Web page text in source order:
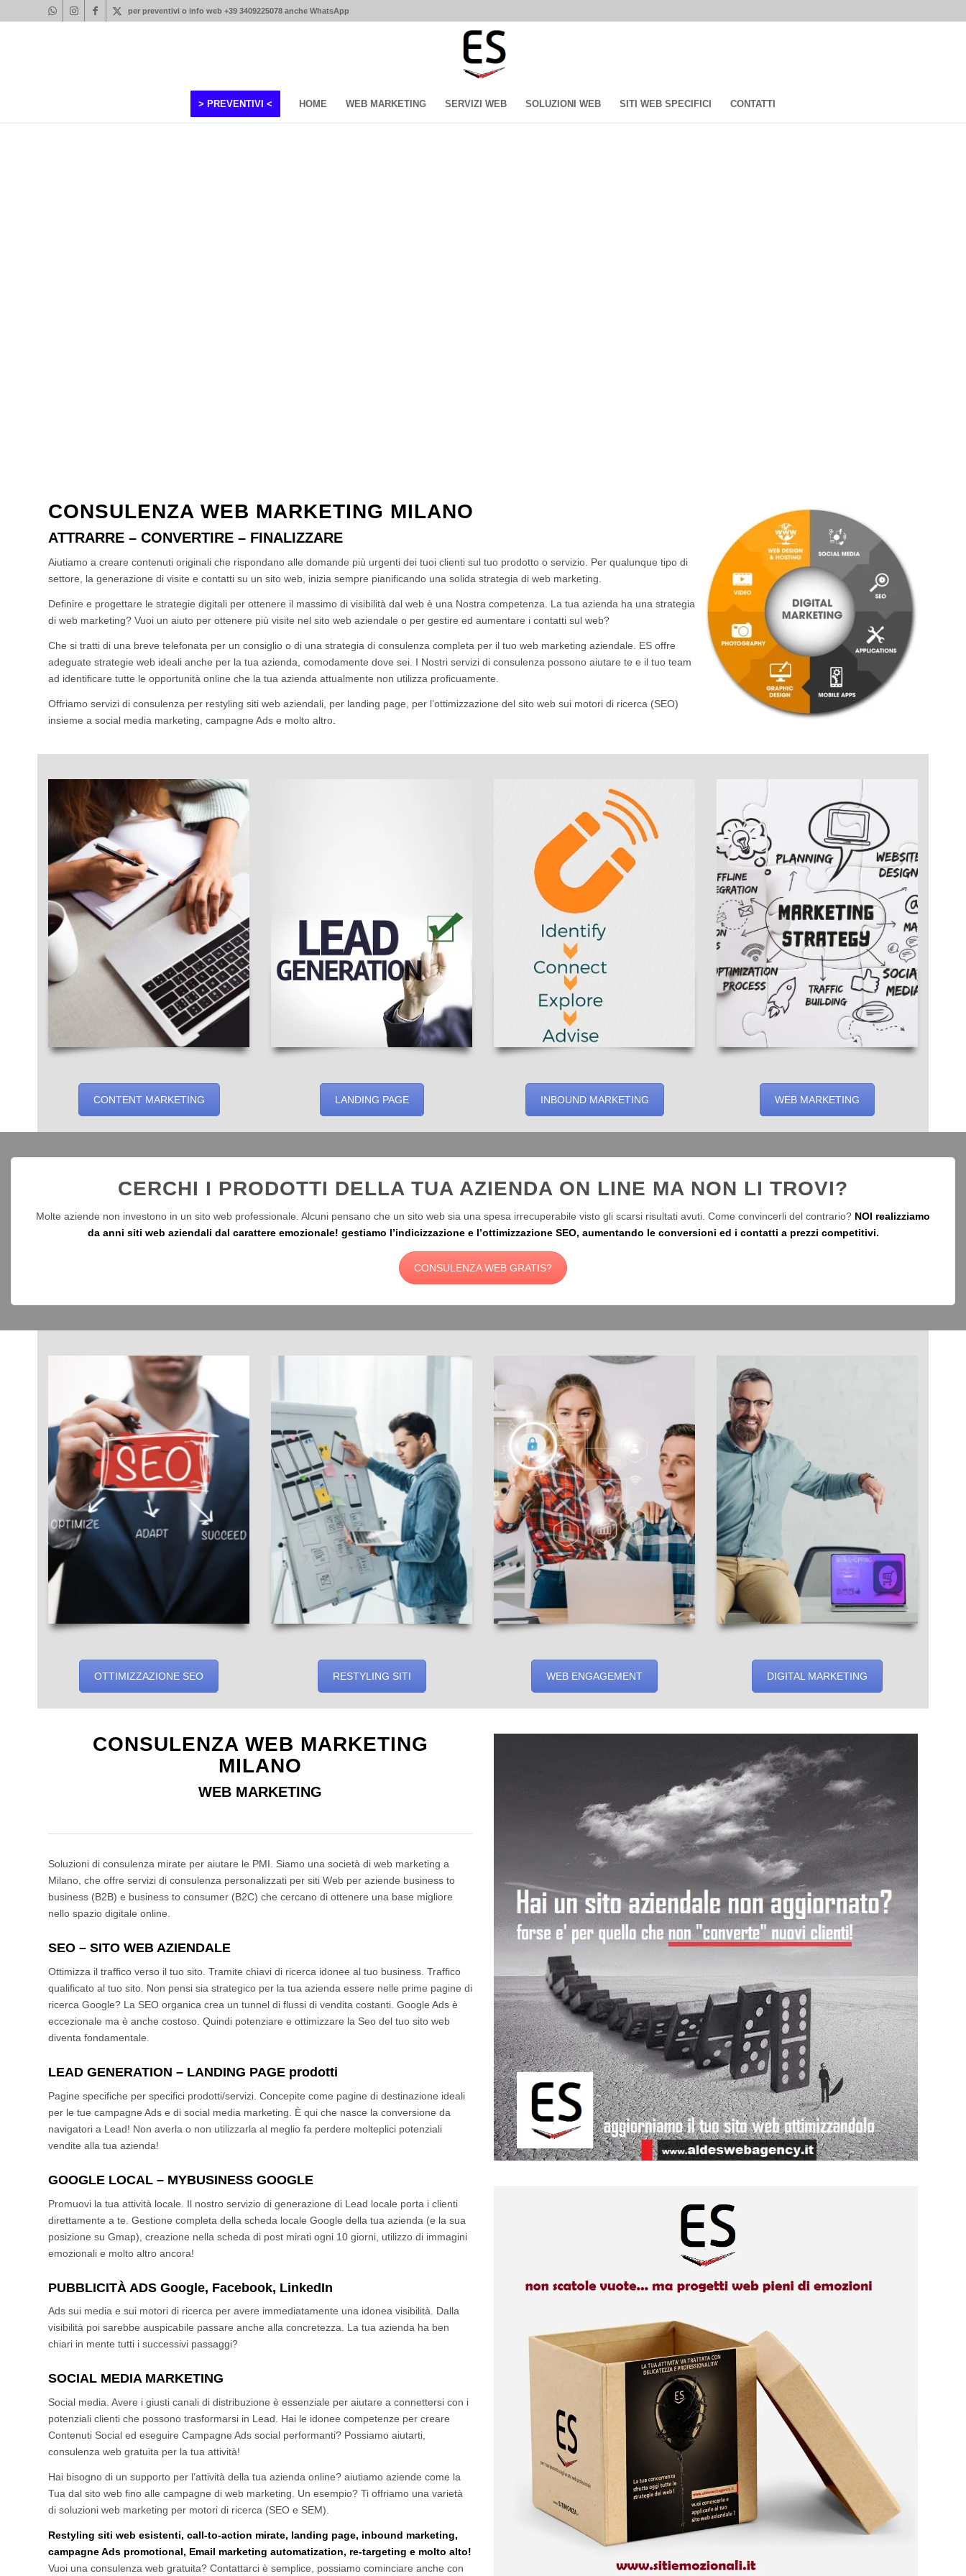
per preventivi o info web +39 3409225078 anche WhatsApp
> PREVENTIVI < HOME WEB MARKETING SERVIZI WEB SOLUZIONI WEB SITI WEB SPECIFICI CONTATTI
CONSULENZA WEB MARKETING MILANO
ATTRARRE – CONVERTIRE – FINALIZZARE
Aiutiamo a creare contenuti originali che rispondano alle domande più urgenti dei tuoi clienti sul tuo prodotto o servizio. Per qualunque tipo di
settore, la generazione di visite e contatti su un sito web, inizia sempre pianificando una solida strategia di web marketing.
Definire e progettare le strategie digitali per ottenere il massimo di visibilità dal web è una Nostra competenza. La tua azienda ha una strategia
di web marketing? Vuoi un aiuto per ottenere più visite nel sito web aziendale o per gestire ed aumentare i contatti sul web?
Che si tratti di una breve telefonata per un consiglio o di una strategia di consulenza completa per il tuo web marketing aziendale. ES offre
adeguate strategie web ideali anche per la tua azienda, comodamente dove sei. I Nostri servizi di consulenza possono aiutare te e il tuo team
ad identificare tutte le opportunità online che la tua azienda attualmente non utilizza proficuamente.
Offriamo servizi di consulenza per restyling siti web aziendali, per landing page, per l’ottimizzazione del sito web sui motori di ricerca (SEO)
insieme a social media marketing, campagne Ads e molto altro
CONTENT MARKETING LANDING PAGE INBOUND MARKETING WEB MARKETING
CERCHI I PRODOTTI DELLA TUA AZIENDA ON LINE MA NON LI TROVI?
Molte aziende non investono in un sito web professionale. Alcuni pensano che un sito web sia una spesa irrecuperabile visto gli scarsi risultati avuti. Come convincerli del contrario? NOI realizziamo
da anni siti web aziendali dal carattere emozionale! gestiamo l’indicizzazione e l’ottimizzazione SEO, aumentando le conversioni ed i contatti a prezzi competitivi.
CONSULENZA WEB GRATIS?
OTTIMIZZAZIONE SEO RESTYLING SITI WEB ENGAGEMENT DIGITAL MARKETING
CONSULENZA WEB MARKETING
MILANO
WEB MARKETING
Soluzioni di consulenza mirate per aiutare le PMI. Siamo una società di web marketing a
Milano, che offre servizi di consulenza personalizzati per siti Web per aziende business to
business (B2B) e business to consumer (B2C) che cercano di ottenere una base migliore
nello spazio digitale online.
SEO – SITO WEB AZIENDALE
Ottimizza il traffico verso il tuo sito. Tramite chiavi di ricerca idonee al tuo business. Traffico
qualificato al tuo sito. Non pensi sia strategico per la tua azienda essere nelle prime pagine di
ricerca Google? La SEO organica crea un tunnel di flussi di vendita costanti. Google Ads è
eccezionale ma è anche costoso. Quindi potenziare e ottimizzare la Seo del tuo sito web
diventa fondamentale.
LEAD GENERATION – LANDING PAGE prodotti
Pagine specifiche per specifici prodotti/servizi. Concepite come pagine di destinazione ideali
per le tue campagne Ads e di social media marketing. È qui che nasce la conversione da
navigatori a Lead! Non averla o non utilizzarla al meglio fa perdere molteplici potenziali
vendite alla tua azienda!
GOOGLE LOCAL – MYBUSINESS GOOGLE
Promuovi la tua attività locale. Il nostro servizio di generazione di Lead locale porta i clienti
direttamente a te. Gestione completa della scheda locale Google della tua azienda (e la sua
posizione su Gmap), creazione nella scheda di post mirati ogni 10 giorni, utilizzo di immagini
emozionali e molto altro ancora!
PUBBLICITÀ ADS Google, Facebook, LinkedIn
Ads sui media e sui motori di ricerca per avere immediatamente una idonea visibilità. Dalla
visibilità poi sarebbe auspicabile passare anche alla concretezza. La tua azienda ha ben
chiari in mente tutti i successivi passaggi?
SOCIAL MEDIA MARKETING
Social media. Avere i giusti canali di distribuzione è essenziale per aiutare a connettersi con i
potenziali clienti che possono trasformarsi in Lead. Hai le idonee competenze per creare
Contenuti Social ed eseguire Campagne Ads social performanti? Possiamo aiutarti,
consulenza web gratuita per la tua attività!
Hai bisogno di un supporto per l’attività della tua azienda online? aiutiamo aziende come la
Tua dal sito web fino alle campagne di web marketing. Un esempio? Ti offriamo una varietà
di soluzioni web marketing per motori di ricerca (SEO e SEM).
Restyling siti web esistenti, call-to-action mirate, landing page, inbound marketing,
campagne Ads promotional, Email marketing automatization, re-targeting e molto alto!
Vuoi una consulenza web gratuita? Contattarci è semplice, possiamo cominciare anche con